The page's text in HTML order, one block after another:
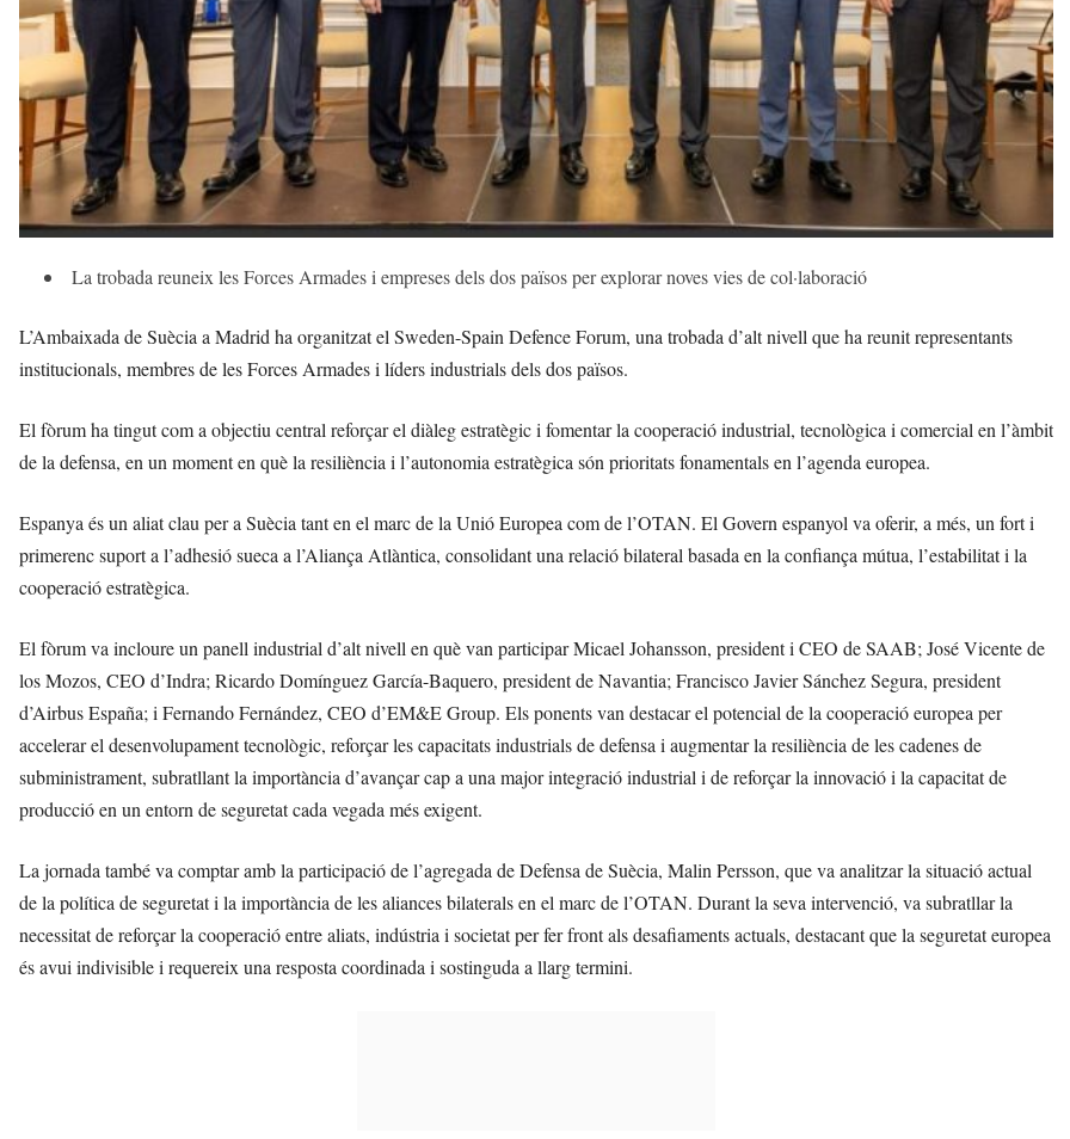
La trobada reuneix les Forces Armades i empreses dels dos països per explorar noves vies de col·laboració
L’Ambaixada de Suècia a Madrid ha organitzat el Sweden-Spain Defence Forum, una trobada d’alt nivell que ha reunit representants
institucionals, membres de les Forces Armades i líders industrials dels dos països.
El fòrum ha tingut com a objectiu central reforçar el diàleg estratègic i fomentar la cooperació industrial, tecnològica i comercial en l’àmbit
de la defensa, en un moment en què la resiliència i l’autonomia estratègica són prioritats fonamentals en l’agenda europea.
Espanya és un aliat clau per a Suècia tant en el marc de la Unió Europea com de l’OTAN. El Govern espanyol va oferir, a més, un fort i
primerenc suport a l’adhesió sueca a l’Aliança Atlàntica, consolidant una relació bilateral basada en la confiança mútua, l’estabilitat i la
cooperació estratègica.
El fòrum va incloure un panell industrial d’alt nivell en què van participar Micael Johansson, president i CEO de SAAB; José Vicente de
los Mozos, CEO d’Indra; Ricardo Domínguez García-Baquero, president de Navantia; Francisco Javier Sánchez Segura, president
d’Airbus España; i Fernando Fernández, CEO d’EM&E Group. Els ponents van destacar el potencial de la cooperació europea per
accelerar el desenvolupament tecnològic, reforçar les capacitats industrials de defensa i augmentar la resiliència de les cadenes de
subministrament, subratllant la importància d’avançar cap a una major integració industrial i de reforçar la innovació i la capacitat de
producció en un entorn de seguretat cada vegada més exigent.
La jornada també va comptar amb la participació de l’agregada de Defensa de Suècia, Malin Persson, que va analitzar la situació actual
de la política de seguretat i la importància de les aliances bilaterals en el marc de l’OTAN. Durant la seva intervenció, va subratllar la
necessitat de reforçar la cooperació entre aliats, indústria i societat per fer front als desafiaments actuals, destacant que la seguretat europea
és avui indivisible i requereix una resposta coordinada i sostinguda a llarg termini.